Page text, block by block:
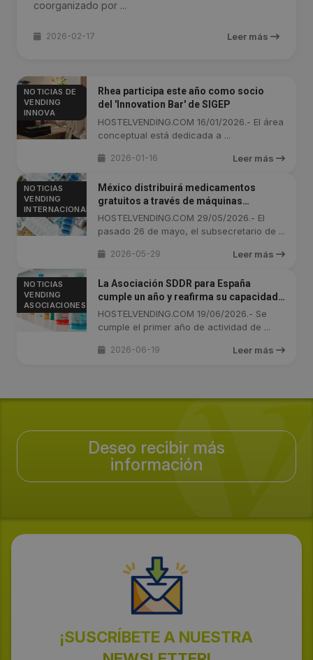
coorganizado por ...
2026-02-17 Leer más
NOTICIAS DE
VENDING
INNOVA
Rhea participa este año como socio
del 'Innovation Bar' de SIGEP
HOSTELVENDING.COM 16/01/2026.- El área
conceptual está dedicada a ...
2026-01-16 Leer más
NOTICIAS
VENDING
INTERNACIONAL
México distribuirá medicamentos
gratuitos a través de máquinas
expendedoras
HOSTELVENDING.COM 29/05/2026.- El
pasado 26 de mayo, el subsecretario de ...
2026-05-29 Leer más
NOTICIAS
VENDING
ASOCIACIONES
La Asociación SDDR para España
cumple un año y reafirma su capacidad
para liderar el futuro de los envases
HOSTELVENDING.COM 19/06/2026.- Se
cumple el primer año de actividad de ...
2026-06-19 Leer más
Deseo recibir más
información
¡SUSCRÍBETE A NUESTRA